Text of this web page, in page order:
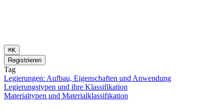
⌘K
Registrieren
Tag
Legierungen: Aufbau, Eigenschaften und Anwendung
Legierungstypen und ihre Klassifikation
Materialtypen und Materialklassifikation